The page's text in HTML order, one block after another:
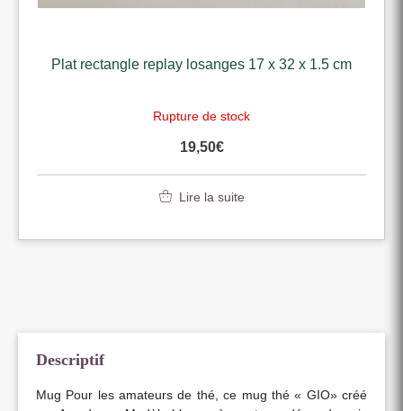
Plat rectangle replay losanges 17 x 32 x 1.5 cm
Rupture de stock
19,50€
Lire la suite
Descriptif
Mug Pour les amateurs de thé, ce mug thé « GIO» créé